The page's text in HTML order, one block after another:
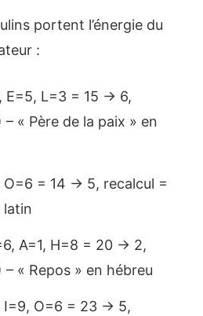
portent l’énergie du
:
E=5, L=3 = 15 → 6,
« Père de la paix » en
O=6 = 14 → 5, recalcul =
latin
A=1, H=8 = 20 → 2,
« Repos » en hébreu
I=9, O=6 = 23 → 5,